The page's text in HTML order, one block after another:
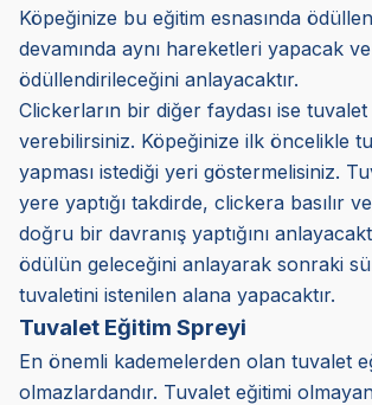
Köpeğinize bu eğitim esnasında
devamında aynı hareketleri yapacak
ödüllendirileceğini anlayacaktır.
Clickerların bir diğer faydası ise tuvalet
verebilirsiniz. Köpeğinize ilk öncelikle
yapması istediği yeri göstermelisiniz.
yere yaptığı takdirde, clickera basılır
doğru bir davranış yaptığını
ödülün geleceğini anlayarak sonraki
tuvaletini istenilen alana yapacaktır.
Tuvalet Eğitim Spreyi
En önemli kademelerden olan tuvalet
olmazlardandır. Tuvalet eğitimi